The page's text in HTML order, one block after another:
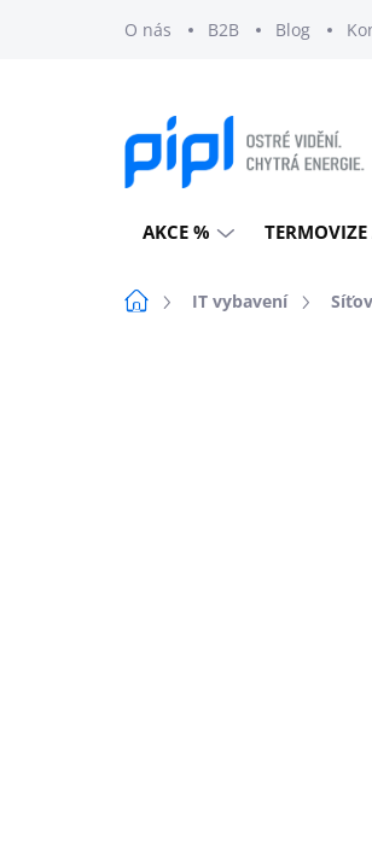
O nás B2B Blog
AKCE %
DomůIT vybavení